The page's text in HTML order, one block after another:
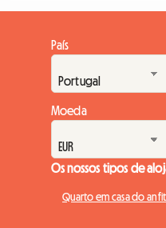
País
Moeda
Os nossos tipos de
Quarto em casa do